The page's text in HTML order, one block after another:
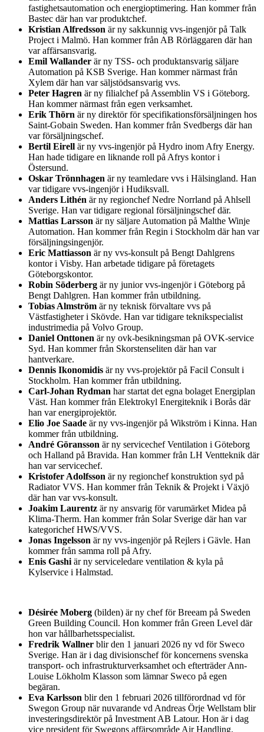
fastighetsautomation och energioptimering. Han kommer från
Bastec där han var produktchef.
Kristian Alfredsson är ny sakkunnig vvs-ingenjör på Talk
Project i Malmö. Han kommer från AB Rörläggaren där han
var affärsansvarig.
Emil Wallander är ny TSS- och produktansvarig säljare
Automation på KSB Sverige. Han kommer närmast från
Xylem där han var säljstödsansvarig vvs.
Peter Hagren är ny filialchef på Assemblin VS i Göteborg.
Han kommer närmast från egen verksamhet.
Erik Thörn är ny direktör för specifikationsförsäljningen hos
Saint-Gobain Sweden. Han kommer från Svedbergs där han
var försäljningschef.
Bertil Eirell är ny vvs-ingenjör på Hydro inom Afry Energy.
Han hade tidigare en liknande roll på Afrys kontor i
Östersund.
Oskar Trönnhagen är ny teamledare vvs i Hälsingland. Han
var tidigare vvs-ingenjör i Hudiksvall.
Anders Lithén är ny regionchef Nedre Norrland på Ahlsell
Sverige. Han var tidigare regional försäljningschef där.
Mattias Larsson är ny säljare Automation på Malthe Winje
Automation. Han kommer från Regin i Stockholm där han var
försäljningsingenjör.
Eric Mattiasson är ny vvs-konsult på Bengt Dahlgrens
kontor i Visby. Han arbetade tidigare på företagets
Göteborgskontor.
Robin Söderberg är ny junior vvs-ingenjör i Göteborg på
Bengt Dahlgren. Han kommer från utbildning.
Tobias Almström är ny teknisk förvaltare vvs på
Västfastigheter i Skövde. Han var tidigare teknikspecialist
industrimedia på Volvo Group.
Daniel Onttonen är ny ovk-besikningsman på OVK-service
Syd. Han kommer från Skorstenseliten där han var
hantverkare.
Dennis Ikonomidis är ny vvs-projektör på Facil Consult i
Stockholm. Han kommer från utbildning.
Carl-Johan Rydman har startat det egna bolaget Energiplan
Väst. Han kommer från Elektrokyl Energiteknik i Borås där
han var energiprojektör.
Elio Joe Saade är ny vvs-ingenjör på Wikström i Kinna. Han
kommer från utbildning.
André Göransson är ny servicechef Ventilation i Göteborg
och Halland på Bravida. Han kommer från LH Ventteknik där
han var servicechef.
Kristofer Adolfsson är ny regionchef konstruktion syd på
Radiator VVS. Han kommer från Teknik & Projekt i Växjö
där han var vvs-konsult.
Joakim Laurentz är ny ansvarig för varumärket Midea på
Klima-Therm. Han kommer från Solar Sverige där han var
kategorichef HWS/VVS.
Jonas Ingelsson är ny vvs-ingenjör på Rejlers i Gävle. Han
kommer från samma roll på Afry.
Enis Gashi är ny serviceledare ventilation & kyla på
Kylservice i Halmstad.
Désirée Moberg (bilden) är ny chef för Breeam på Sweden
Green Building Council. Hon kommer från Green Level där
hon var hållbarhetsspecialist.
Fredrik Wallner blir den 1 januari 2026 ny vd för Sweco
Sverige. Han är i dag divisionschef för koncernens svenska
transport- och infrastrukturverksamhet och efterträder Ann-
Louise Lökholm Klasson som lämnar Sweco på egen
begäran.
Eva Karlsson blir den 1 februari 2026 tillförordnad vd för
Swegon Group när nuvarande vd Andreas Örje Wellstam blir
investeringsdirektör på Investment AB Latour. Hon är i dag
vice president för Swegons affärsområde Air Handling.